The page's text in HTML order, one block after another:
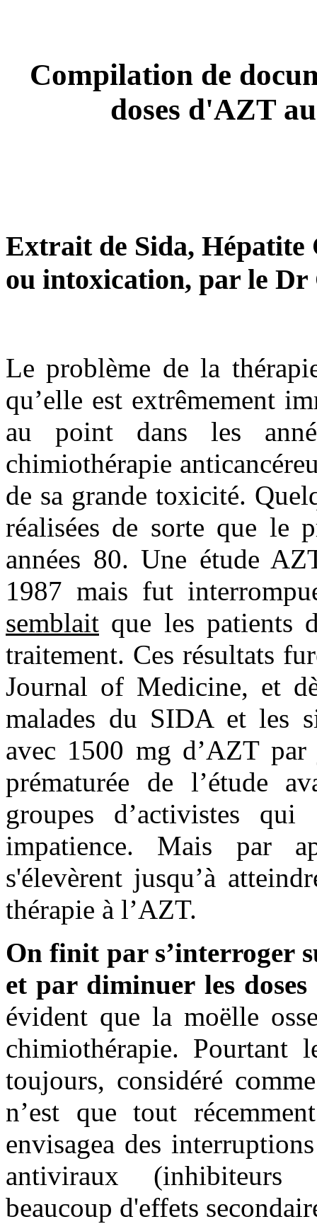
Compilation de
doses d'AZT
Extrait de Sida, Hépatite
ou intoxication, par le
Le problème de la
qu’elle est extrêmement
au point dans les
chimiothérapie
de sa grande toxicité.
réalisées de sorte que le
années 80. Une étude
1987 mais fut
semblait que les patients
traitement. Ces résultats
Journal of Medicine, et
malades du SIDA et les
avec 1500 mg d’AZT
prématurée de l’étude
groupes d’activistes
impatience. Mais par
s'élevèrent jusqu’à
thérapie à l’AZT.
On finit par s’interroger
et par diminuer les
évident que la moëlle
chimiothérapie.
toujours, considéré
n’est que tout
envisagea des
antiviraux (inhibiteurs
beaucoup d'effets